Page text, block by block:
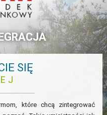
SIĘ
które chcą zintegrować